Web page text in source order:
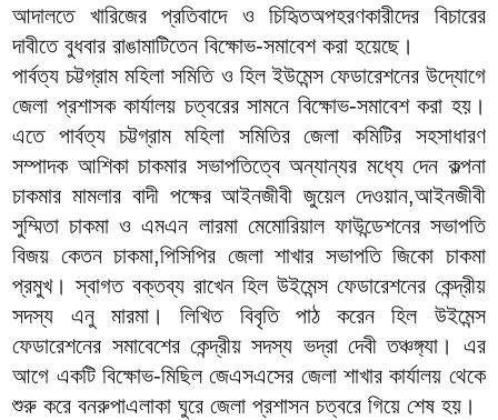
আদালতে খারিজের প্রতিবাদে ও চিহিৃতঅপহরণকারীদের বিচারের
দাবীতে বুধবার রাঙামাটিতেন বিক্ষোভ-সমাবেশ করা হয়েছে।
পার্বত্য চট্টগ্রাম মহিলা সমিতি ও হিল ইউমেন্স ফেডারেশনের উদ্যোগে
জেলা প্রশাসক কার্যালয় চত্বরের সামনে বিক্ষোভ-সমাবেশ করা হয়।
এতে পার্বত্য চট্টগ্রাম মহিলা সমিতির জেলা কমিটির সহসাধারণ
সম্পাদক আশিকা চাকমার সভাপতিত্বে অন্যান্যর মধ্যে দেন কল্পনা
চাকমার মামলার বাদী পক্ষের আইনজীবী জুয়েল দেওয়ান,আইনজীবী
সুম্মিতা চাকমা ও এমএন লারমা মেমোরিয়াল ফাউন্ডেশনের সভাপতি
বিজয় কেতন চাকমা,পিসিপির জেলা শাখার সভাপতি জিকো চাকমা
প্রমুখ। স্বাগত বক্তব্য রাখেন হিল উইমেন্স ফেডারেশনের কেন্দ্রীয়
সদস্য এনু মারমা। লিখিত বিবৃতি পাঠ করেন হিল উইমেন্স
ফেডারেশনের সমাবেশের কেন্দ্রীয় সদস্য ভদ্রা দেবী তঞ্চঙ্গ্যা। এর
আগে একটি বিক্ষোভ-মিছিল জেএসএসের জেলা শাখার কার্যালয় থেকে
শুরু করে বনরুপাএলাকা ঘুরে জেলা প্রশাসন চত্বরে গিয়ে শেষ হয়।